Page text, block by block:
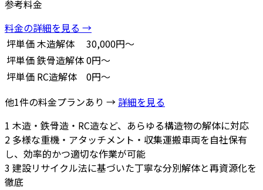
参考料金
料金の詳細を見る →
坪単価木造解体
30,000円～
坪単価鉄骨造解体0円～
坪単価 RC造解体
0円～
他1件の料金プランあり → 詳細を見る
1 木造・鉄骨造・RC造など、あらゆる構造物の解体に対応
2 多様な重機・アタッチメント・収集運搬車両を自社保有
し、効率的かつ適切な作業が可能
3 建設リサイクル法に基づいた丁寧な分別解体と再資源化を
徹底